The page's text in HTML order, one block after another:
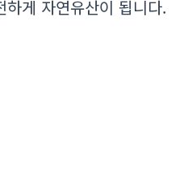
게 자연유산이 됩니다.